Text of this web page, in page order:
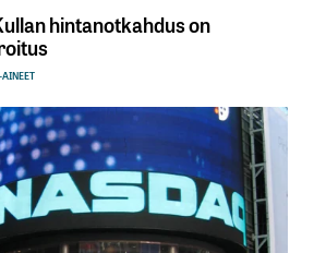
hintanotkahdus on